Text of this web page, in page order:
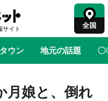
全国
ウン 地元の話題 〇
りがとう 物語がはじ
月娘と、倒れ